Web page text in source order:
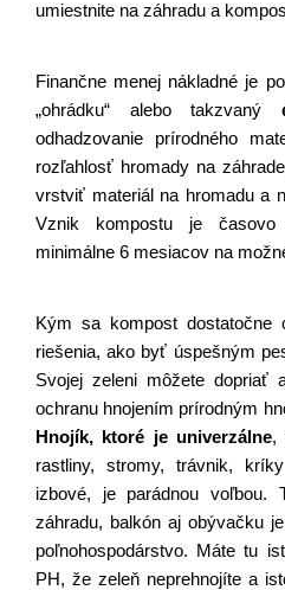
umiestnite na záhradu a
Finančne menej nákladné je
„ohrádku“ alebo takzvaný
odhadzovanie prírodného
rozľahlosť hromady na
vrstviť materiál na hromadu a
Vznik kompostu je
minimálne 6 mesiacov na
Kým sa kompost
riešenia, ako byť úspešným
Svojej zeleni môžete dopriať
ochranu hnojením prírodným
Hnojík, ktoré je univerzálne,
rastliny, stromy, trávnik,
izbové, je parádnou voľbou.
záhradu, balkón aj obývačku
poľnohospodárstvo. Máte tu
PH, že zeleň neprehnojíte a